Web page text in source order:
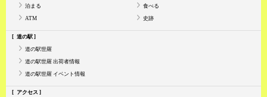
泊まる 食べる
ATM 史跡
道の駅
道の駅世羅
道の駅世羅 出荷者情報
道の駅世羅 イベント情報
アクセス